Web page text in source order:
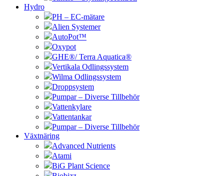
Hydro
PH – EC-mätare
Alien Systemer
AutoPot™
Oxypot
GHE®/ Terra Aquatica®
Vertikala Odlingssystem
Wilma Odlingssystem
Droppsystem
Pumpar – Diverse Tillbehör
Vattenkylare
Vattentankar
Pumpar – Diverse Tillbehör
Växtnäring
Advanced Nutrients
Atami
BiG Plant Science